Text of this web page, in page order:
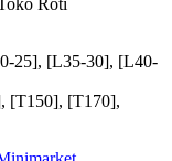
25], [L35-30], [L40-
[T150], [T170],